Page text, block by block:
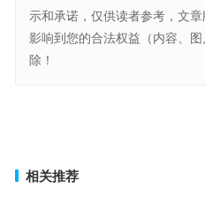
示和承诺，仅供读者参考，文
影响到您的合法权益（内容、
除！
相关推荐